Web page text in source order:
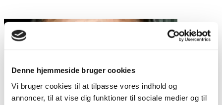
Denne hjemmeside bruger cookies
Vi bruger cookies til at tilpasse vores indhold og
annoncer, til at vise dig funktioner til sociale medier og til